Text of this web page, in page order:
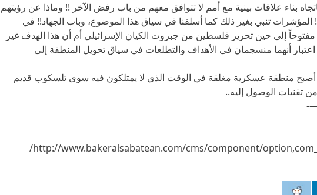
بناء علاقات بينية مع أمم لا تتوافق معهم من باب رفض الآخر !! وماذا عن رؤيتهم
المؤشرات تنبي بغير ذلك كما أسلفنا في سياق هذا الموضوع، وباب الجهاد!! في
إلى حين تحرير فلسطين من جبروت الكيان الإسرائيلي أم أن هذا الهدف غير
أنهما منسجمان في الأهداف والتطلعات في سياق تحويل المنطقة إلى
أصبح منطقة عسكرية مغلقة في الوقت الذي لا يمتلكون فيه سوى تلسكوب قديم
تقنيات الوصول إليه..
http://www.bakeralsabatean.com/cms/component/